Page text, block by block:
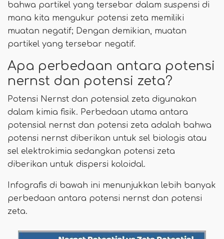
bahwa partikel yang tersebar dalam suspensi di
mana kita mengukur potensi zeta memiliki
muatan negatif; Dengan demikian, muatan
partikel yang tersebar negatif.
Apa perbedaan antara potensi
nernst dan potensi zeta?
Potensi Nernst dan potensial zeta digunakan
dalam kimia fisik. Perbedaan utama antara
potensial nernst dan potensi zeta adalah bahwa
potensi nernst diberikan untuk sel biologis atau
sel elektrokimia sedangkan potensi zeta
diberikan untuk dispersi koloidal.
Infografis di bawah ini menunjukkan lebih banyak
perbedaan antara potensi nernst dan potensi
zeta.